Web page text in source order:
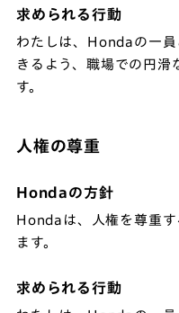
求められる行動
わたしは、Hondaの一
きるよう、職場での円滑
す。
人権の尊重
Hondaの方針
Hondaは、人権を尊重
ます。
求められる行動